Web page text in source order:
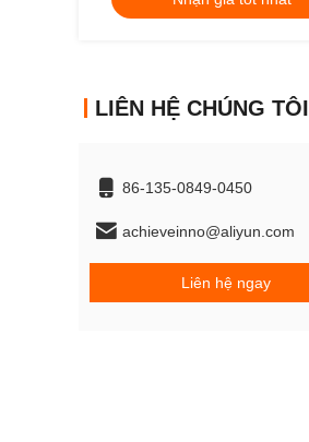
LIÊN HỆ CHÚNG TÔI
86-135-0849-0450
achieveinno@aliyun.com
Liên hệ ngay